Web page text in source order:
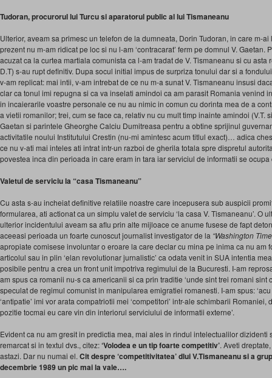
Tudoran, procurorul lui Turcu si aparatorul public al lui Tismaneanu
Ulterior, aveam sa primesc un telefon de la dumneata, Dorin Tudoran, in care m-
prezent nu m-am ridicat pe loc si nu l-am ‘contracarat’ ferm pe domnul V. Gaetan.
acuzat ca la curtea martiala comunista ca l-am tradat de V. Tismaneanu si cu asta
D.T) s-au rupt definitiv. Dupa socul initial impus de surpriza tonului dar si a
v-am replicat: mai intii, v-am intrebat de ce nu m-a sunat V. Tismaneanu insusi
clar ca tonul imi repugna si ca va inselati amindoi ca am parasit Romania venind
in incaierarile voastre personale ce nu au nimic in comun cu dorinta mea de a
a vietii romanilor; trei, cum se face ca, relativ nu cu mult timp inainte amindoi (V.T.
Gaetan si parintele Gheorghe Calciu Dumitreasa pentru a obtine sprijinul
activitatile noului Institutului Crestin (nu-mi amintesc acum titlul exact)… adica
ce nu v-ati mai inteles ati intrat intr-un razboi de gherila totala spre dispretul
povestea inca din perioada in care eram in tara iar serviciul de informatii se ocupa
Valetul de serviciu la “casa Tismaneanu”
Cu asta s-au incheiat definitive relatiile noastre care incepusera sub auspicii
formularea, ati actionat ca un simplu valet de serviciu ‘la casa V. Tismaneanu’. O
ulterior incidentului aveam sa aflu prin alte mijloace ce anume fusese de fapt
aceeasi perioada un foarte cunoscut journalist investigator de la “Washington
apropiate comisese involuntar o eroare la care declar cu mina pe inima ca nu am
articolul sau in plin ‘elan revolutionar jurnalistic’ ca odata venit in SUA intentia
posibile pentru a crea un front unit impotriva regimului de la Bucuresti. I-am
am spus ca romanii nu-s ca americanii si ca prin traditie ‘unde sint trei romani sint
speculat de regimul comunist in manipularea emigratiei romanesti. I-am spus: ‘acu
‘antipatie’ imi vor arata compatriotii mei ‘competitori’ intr-ale schimbarii
pozitie tocmai eu care vin din interiorul serviciului de informatii externe’.
Evident ca nu am gresit in predictia mea, mai ales in rindul intelectualilor dizidenti
remarcat si in textul dvs., citez:‘Volodea e un tip foarte competitiv’. Aveti
astazi. Dar nu numai el. Cit despre ‘competitivitatea’ dlui V.Tismaneanu si a
decembrie 1989 un pic mai la vale….